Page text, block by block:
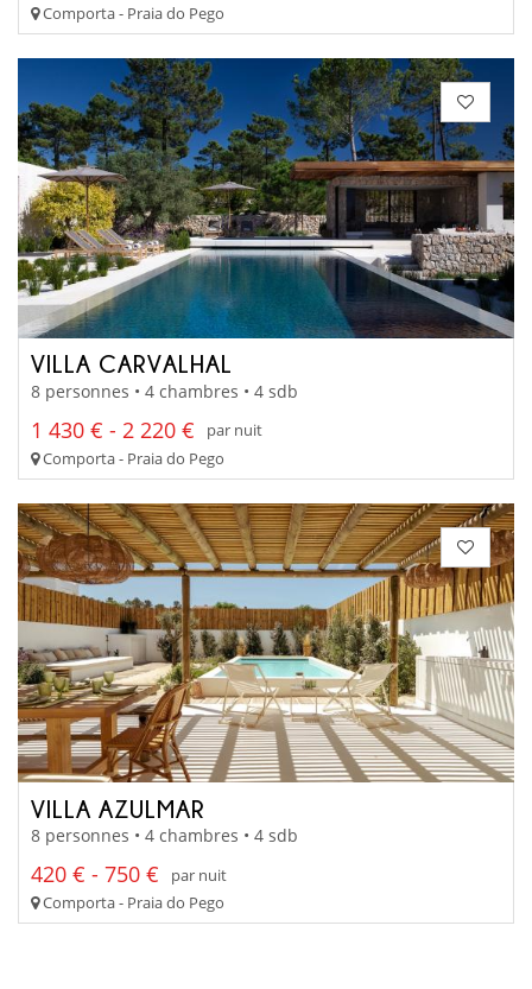
Comporta - Praia do Pego
VILLA CARVALHAL
8 personnes • 4 chambres • 4 sdb
1 430 € - 2 220 €
par nuit
Comporta - Praia do Pego
VILLA AZULMAR
8 personnes • 4 chambres • 4 sdb
420 € - 750 €
par nuit
Comporta - Praia do Pego